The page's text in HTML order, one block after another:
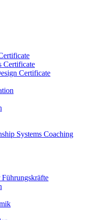
Certificate
Certificate
Systems Coaching